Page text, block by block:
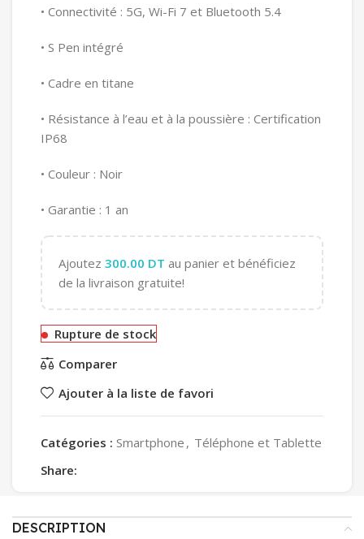
• Connectivité : 5G, Wi-Fi 7 et Bluetooth 5.4
• S Pen intégré
• Cadre en titane
• Résistance à l’eau et à la poussière : Certification
IP68
• Couleur : Noir
• Garantie : 1 an
Ajoutez 300.00 DT au panier et bénéficiez
de la livraison gratuite!
Rupture de stock
Comparer
Ajouter à la liste de favori
Catégories : Smartphone , Téléphone et Tablette
Share:
DESCRIPTION